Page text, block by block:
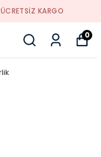
KARGO
0